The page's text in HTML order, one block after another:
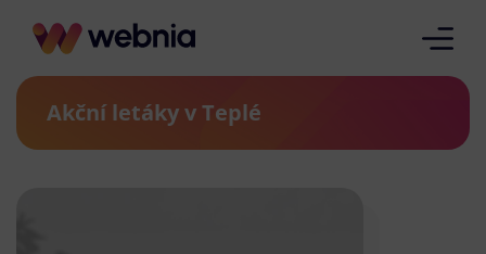
Akční letáky v Teplé